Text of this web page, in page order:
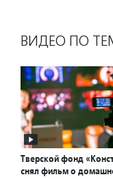
ВИДЕО ПО
Тверской фонд
снял фильм о